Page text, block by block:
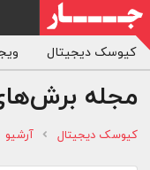
کیوسک دیجیتال
مجله
کیوسک دیجیتال آرشیو